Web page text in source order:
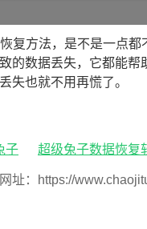
复方法，是不是一点
的数据丢失，它都能
失也就不用再慌了。
子 超级兔子数据恢复
址：https://